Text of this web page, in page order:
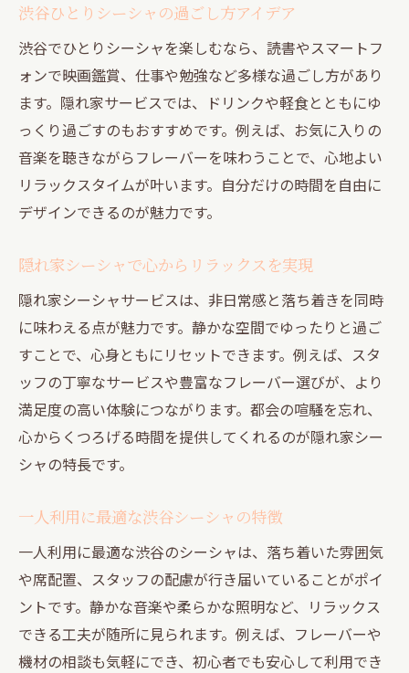
渋谷ひとりシーシャの過ごし方アイデア
渋谷でひとりシーシャを楽しむなら、読書やスマートフ
ォンで映画鑑賞、仕事や勉強など多様な過ごし方があり
ます。隠れ家サービスでは、ドリンクや軽食とともにゆ
っくり過ごすのもおすすめです。例えば、お気に入りの
音楽を聴きながらフレーバーを味わうことで、心地よい
リラックスタイムが叶います。自分だけの時間を自由に
デザインできるのが魅力です。
隠れ家シーシャで心からリラックスを実現
隠れ家シーシャサービスは、非日常感と落ち着きを同時
に味わえる点が魅力です。静かな空間でゆったりと過ご
すことで、心身ともにリセットできます。例えば、スタ
ッフの丁寧なサービスや豊富なフレーバー選びが、より
満足度の高い体験につながります。都会の喧騒を忘れ、
心からくつろげる時間を提供してくれるのが隠れ家シー
シャの特長です。
一人利用に最適な渋谷シーシャの特徴
一人利用に最適な渋谷のシーシャは、落ち着いた雰囲気
や席配置、スタッフの配慮が行き届いていることがポイ
ントです。静かな音楽や柔らかな照明など、リラックス
できる工夫が随所に見られます。例えば、フレーバーや
機材の相談も気軽にでき、初心者でも安心して利用でき